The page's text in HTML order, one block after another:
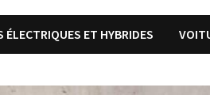
ÉLECTRIQUES ET HYBRIDES